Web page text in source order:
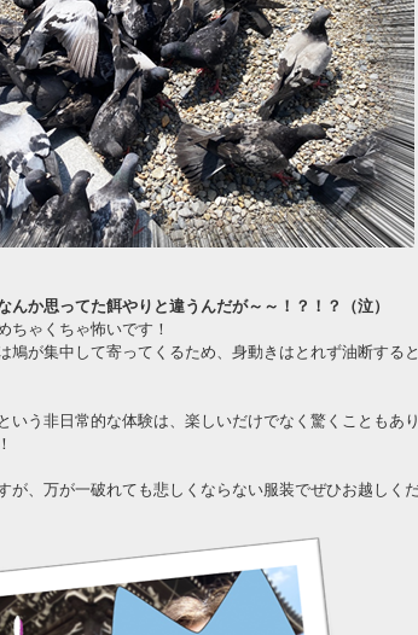
んか思ってた餌やりと違うんだが～～！？！？（泣）
ちゃくちゃ怖いです！
鳩が集中して寄ってくるため、身動きはとれず油断する
いう非日常的な体験は、楽しいだけでなく驚くこともあ
が、万が一破れても悲しくならない服装でぜひお越しく